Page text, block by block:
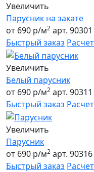
Увеличить
Парусник на закате
от 690 р/м2 арт. 90301
Быстрый заказ
Увеличить
Белый парусник
от 690 р/м2 арт. 90311
Быстрый заказ
Увеличить
Парусник
от 690 р/м2 арт. 90316
Быстрый заказ